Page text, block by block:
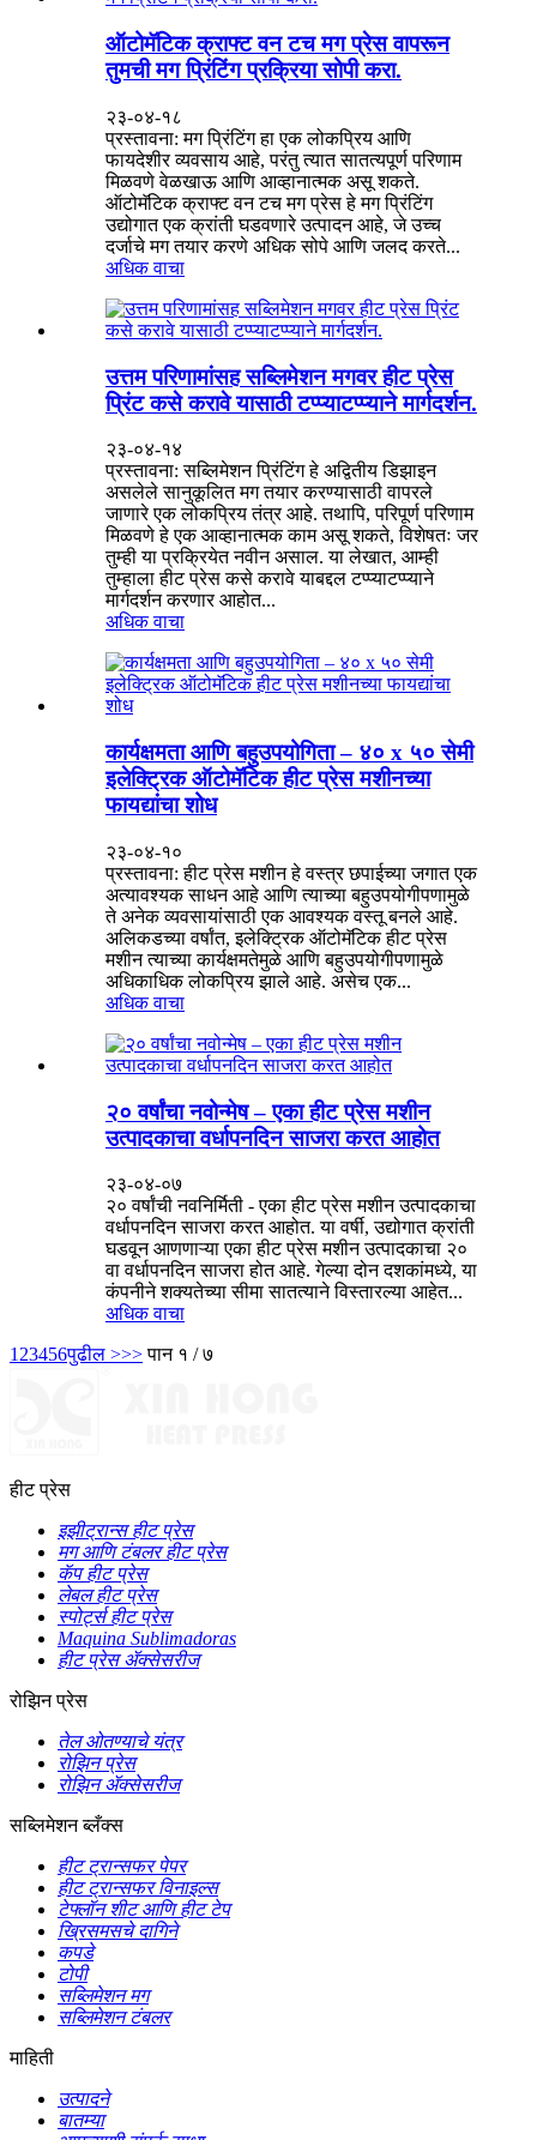
ऑटोमॅटिक क्राफ्ट वन टच मग प्रेस वापरून
तुमची मग प्रिंटिंग प्रक्रिया सोपी करा.
२३-०४-१८
प्रस्तावना: मग प्रिंटिंग हा एक लोकप्रिय आणि
फायदेशीर व्यवसाय आहे, परंतु त्यात सातत्यपूर्ण परिणाम
मिळवणे वेळखाऊ आणि आव्हानात्मक असू शकते.
ऑटोमॅटिक क्राफ्ट वन टच मग प्रेस हे मग प्रिंटिंग
उद्योगात एक क्रांती घडवणारे उत्पादन आहे, जे उच्च
दर्जाचे मग तयार करणे अधिक सोपे आणि जलद करते...
अधिक वाचा
उत्तम परिणामांसह सब्लिमेशन मगवर हीट प्रेस
प्रिंट कसे करावे यासाठी टप्प्याटप्प्याने मार्गदर्शन.
२३-०४-१४
प्रस्तावना: सब्लिमेशन प्रिंटिंग हे अद्वितीय डिझाइन
असलेले सानुकूलित मग तयार करण्यासाठी वापरले
जाणारे एक लोकप्रिय तंत्र आहे. तथापि, परिपूर्ण परिणाम
मिळवणे हे एक आव्हानात्मक काम असू शकते, विशेषतः जर
तुम्ही या प्रक्रियेत नवीन असाल. या लेखात, आम्ही
तुम्हाला हीट प्रेस कसे करावे याबद्दल टप्प्याटप्प्याने
मार्गदर्शन करणार आहोत...
अधिक वाचा
कार्यक्षमता आणि बहुउपयोगिता – ४० x ५० सेमी
इलेक्ट्रिक ऑटोमॅटिक हीट प्रेस मशीनच्या
फायद्यांचा शोध
२३-०४-१०
प्रस्तावना: हीट प्रेस मशीन हे वस्त्र छपाईच्या जगात एक
अत्यावश्यक साधन आहे आणि त्याच्या बहुउपयोगीपणामुळे
ते अनेक व्यवसायांसाठी एक आवश्यक वस्तू बनले आहे.
अलिकडच्या वर्षांत, इलेक्ट्रिक ऑटोमॅटिक हीट प्रेस
मशीन त्याच्या कार्यक्षमतेमुळे आणि बहुउपयोगीपणामुळे
अधिकाधिक लोकप्रिय झाले आहे. असेच एक...
अधिक वाचा
२० वर्षांचा नवोन्मेष – एका हीट प्रेस मशीन
उत्पादकाचा वर्धापनदिन साजरा करत आहोत
२३-०४-०७
२० वर्षांची नवनिर्मिती - एका हीट प्रेस मशीन उत्पादकाचा
वर्धापनदिन साजरा करत आहोत. या वर्षी, उद्योगात क्रांती
घडवून आणणाऱ्या एका हीट प्रेस मशीन उत्पादकाचा २०
वा वर्धापनदिन साजरा होत आहे. गेल्या दोन दशकांमध्ये, या
कंपनीने शक्यतेच्या सीमा सातत्याने विस्तारल्या आहेत...
अधिक वाचा
1 23456पुढील >>> पान १ / ७
हीट प्रेस
इझीट्रान्स हीट प्रेस
मग आणि टंबलर हीट प्रेस
कॅप हीट प्रेस
लेबल हीट प्रेस
स्पोर्ट्स हीट प्रेस
Maquina Sublimadoras
हीट प्रेस ॲक्सेसरीज
रोझिन प्रेस
तेल ओतण्याचे यंत्र
रोझिन प्रेस
रोझिन ॲक्सेसरीज
सब्लिमेशन ब्लँक्स
हीट ट्रान्सफर पेपर
हीट ट्रान्सफर विनाइल्स
टेफ्लॉन शीट आणि हीट टेप
ख्रिसमसचे दागिने
कपडे
टोपी
सब्लिमेशन मग
सब्लिमेशन टंबलर
माहिती
उत्पादने
बातम्या